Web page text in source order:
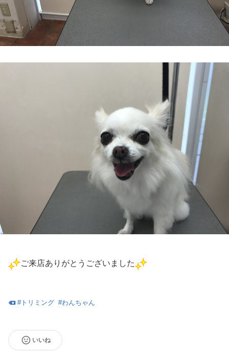
ご来店ありがとうございました
#トリミング #わんちゃん
いいね